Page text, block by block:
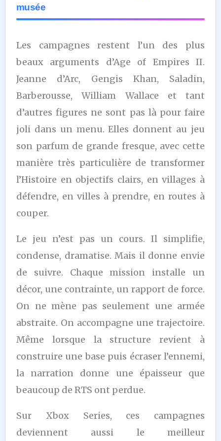
musée
Les campagnes restent l’un des plus
beaux arguments d’Age of Empires II.
Jeanne d’Arc, Gengis Khan, Saladin,
Barberousse, William Wallace et tant
d’autres figures ne sont pas là pour faire
joli dans un menu. Elles donnent au jeu
son parfum de grande fresque, avec cette
manière très particulière de transformer
l’Histoire en objectifs clairs, en villages à
défendre, en villes à prendre, en routes à
couper.
Le jeu n’est pas un cours. Il simplifie,
condense, dramatise. Mais il donne envie
de suivre. Chaque mission installe un
décor, une contrainte, un rapport de force.
On ne mène pas seulement une armée
abstraite. On accompagne une trajectoire.
Même lorsque la structure revient à
construire une base puis écraser l’ennemi,
la narration donne une épaisseur que
beaucoup de RTS ont perdue.
Sur Xbox Series, ces campagnes
deviennent aussi le meilleur